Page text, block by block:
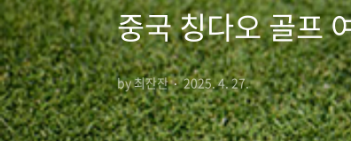
중국 칭다오 골프
by 최잔잔 2025. 4. 27.